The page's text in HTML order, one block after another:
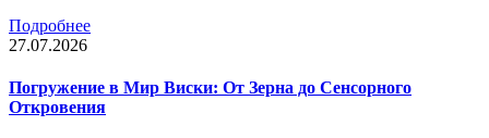
Подробнее
27.07.2026
Погружение в Мир Виски: От Зерна до Сенсорного
Откровения